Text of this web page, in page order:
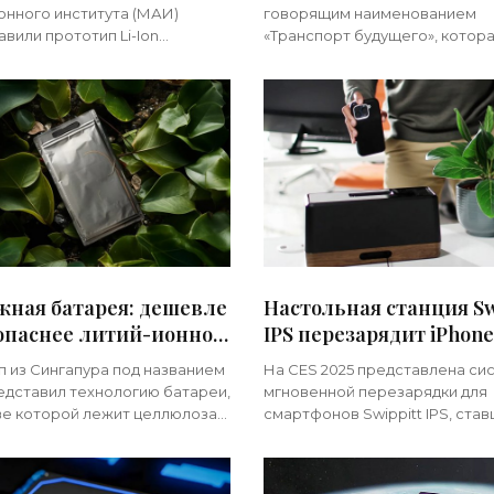
института (МАИ)
прототип Li-Ion
Такая батарея
увеличить
полетов различных
«Технологии»
говорящим наименованием
«Транспорт будущего»,
беспилотные авиационные
при поддержке
Москвы возведет в Новой
батарея: дешевле
литий-ионной
из Сингапура под названием
технологию батареи,
которой лежит целлюлоза
включая анод и катод.
в конструкции
Настольная станция
IPS перезарядит iPhone
всего за пару секунд -
«Гаджеты»
На CES 2025 представлена
мгновенной перезарядки для
смартфонов Swippitt IPS,
продуктов мероприятия. Она
предлагает простую и быструю